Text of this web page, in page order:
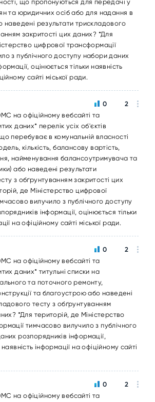
що пропонуються для передачі у
та юридичних осіб або для надання в
наведені результати трискладового
закритості цих даних? *Для
цифрової трансформації
з публічного доступу набори даних
оцінюється тільки наявність
сайті міської ради.
на офіційному вебсайті та
даних* перелік усіх об'єктів
перебуває в комунальній власності
кількість, балансову вартість,
найменування балансоутримувача та
або наведені результати
з обґрунтуванням закритості цих
де Міністерство цифрової
вилучило з публічного доступу
інформації, оцінюється тільки
на офіційному сайті міської ради.
0 2
на офіційному вебсайті та
даних* титульні списки на
та поточного ремонту,
та благоустрою або наведені
тесту з обґрунтуванням
*Для територій, де Міністерство
тимчасово вилучило з публічного
розпорядників інформації,
інформації на офіційному сайті
0 2
на офіційному вебсайті та
0 2